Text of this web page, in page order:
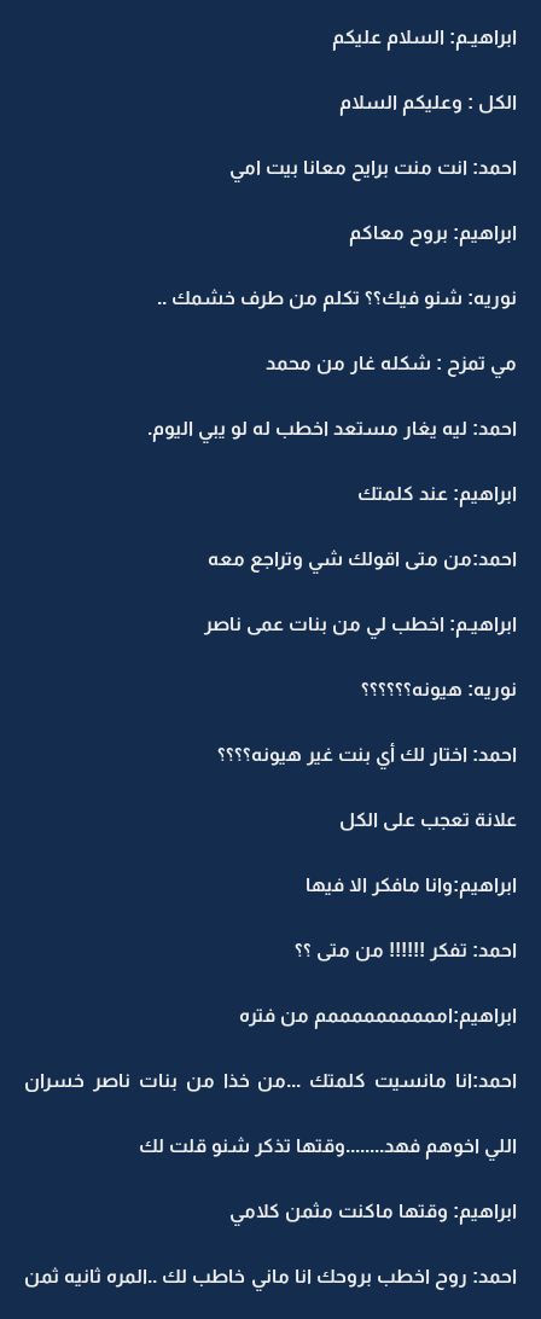
ابراهيـم: السلام عليكم
الكل : وعليكم السلام
احمد: انت منت برايح معانا بيت امي
ابراهيم: بروح معاكم
نوريه: شنو فيك؟؟ تكلم من طرف خشمك ..
مي تمزح : شكله غار من محمد
احمد: ليه يغار مستعد اخطب له لو يبي اليوم.
ابراهيم: عند كلمتك
احمد:من متى اقولك شي وتراجع معه
ابراهيـم: اخطب لي من بنات عمى ناصر
نوريه: هيونه؟؟؟؟؟؟
احمد: اختار لك أي بنت غير هيونه؟؟؟؟
علانة تعجب على الكل
ابراهيم:وانا مافكر الا فيها
احمد: تفكر !!!!!! من متى ؟؟
ابراهيم:اممممممممممم من فتره
احمد:انا مانسيت كلمتك ...من خذا من بنات ناصر خسران
اللي اخوهم فهد........وقتها تذكر شنو قلت لك
ابراهيم: وقتها ماكنت مثمن كلامي
احمد: روح اخطب بروحك انا ماني خاطب لك ..المره ثانيه ثمن